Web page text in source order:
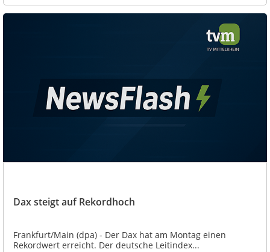
Dax steigt auf Rekordhoch
Frankfurt/Main (dpa) - Der Dax hat am Montag einen
Rekordwert erreicht. Der deutsche Leitindex...